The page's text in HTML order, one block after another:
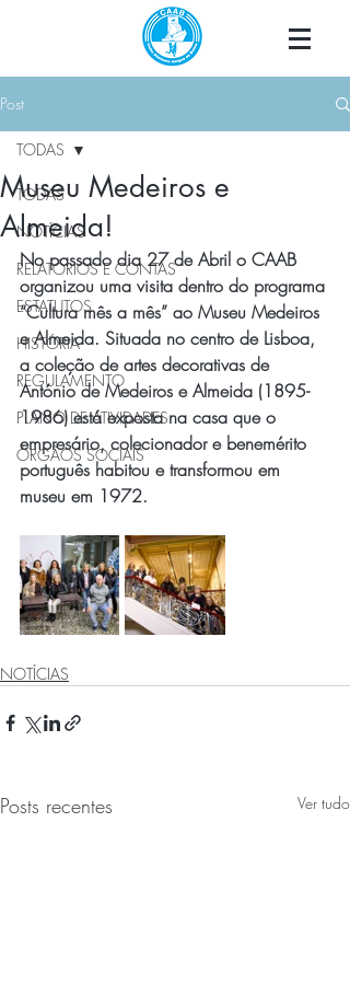
Post
TODAS
NOTÍCIAS
RELATÓRIOS E CONTAS
ESTATUTOS
HISTÓRIA
REGULAMENTO
PLANO DE ATIVIDADES
ÓRGÃOS SOCIAIS
TODAS
Museu Medeiros e
Almeida!
No passado dia 27 de Abril o CAAB
organizou uma visita dentro do programa
“Cultura mês a mês” ao Museu Medeiros
e Almeida. Situada no centro de Lisboa,
a coleção de artes decorativas de
António de Medeiros e Almeida (1895-
1986) está exposta na casa que o
empresário, colecionador e benemérito
português habitou e transformou em
museu em 1972.
NOTÍCIAS
Posts recentes Ver tudo